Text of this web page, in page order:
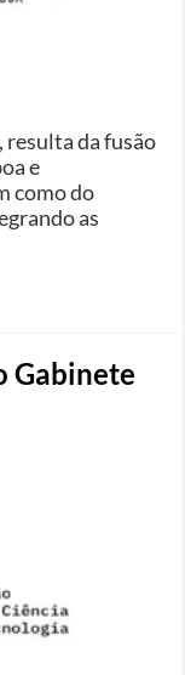
resulta da fusão
e
como do
as
Gabinete